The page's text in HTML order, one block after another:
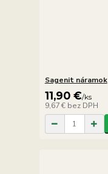
Sagenit náramok
11,90 €/ks
9,67 € bez DPH